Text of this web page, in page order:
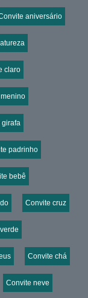
aniversário
claro
girafa
padrinho
bebê
Convite cruz
Convite chá
Convite neve